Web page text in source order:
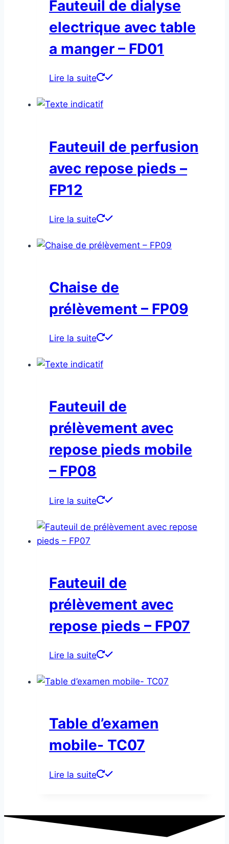
Fauteuil de dialyse
electrique avec table
a manger – FD01
Lire la suite
Fauteuil de perfusion
avec repose pieds –
FP12
Lire la suite
Chaise de
prélèvement – FP09
Lire la suite
Fauteuil de
prélèvement avec
repose pieds mobile
– FP08
Lire la suite
Fauteuil de
prélèvement avec
repose pieds – FP07
Lire la suite
Table d’examen
mobile- TC07
Lire la suite